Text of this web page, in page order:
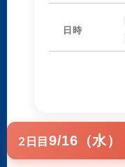
日時
2日目9/16（水）